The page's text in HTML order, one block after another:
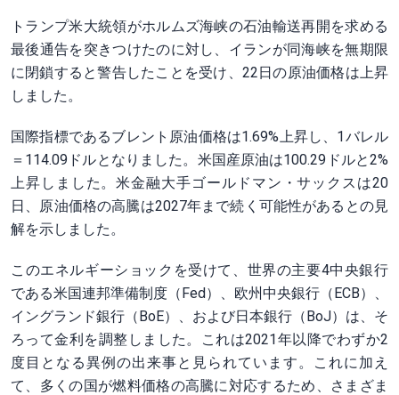
トランプ米大統領がホルムズ海峡の石油輸送再開を求める
最後通告を突きつけたのに対し、イランが同海峡を無期限
に閉鎖すると警告したことを受け、22日の原油価格は上昇
しました。
国際指標であるブレント原油価格は1.69%上昇し、1バレル
＝114.09ドルとなりました。米国産原油は100.29ドルと2%
上昇しました。米金融大手ゴールドマン・サックスは20
日、原油価格の高騰は2027年まで続く可能性があるとの見
解を示しました。
このエネルギーショックを受けて、世界の主要4中央銀行
である米国連邦準備制度（Fed）、欧州中央銀行（ECB）、
イングランド銀行（BoE）、および日本銀行（BoJ）は、そ
ろって金利を調整しました。これは2021年以降でわずか2
度目となる異例の出来事と見られています。これに加え
て、多くの国が燃料価格の高騰に対応するため、さまざま